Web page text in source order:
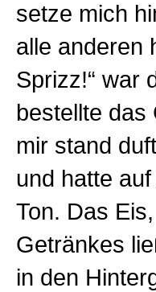
setze mich
alle anderen
Sprizz!“ war
bestellte das
mir stand
und hatte
Ton. Das
Getränkes
in den